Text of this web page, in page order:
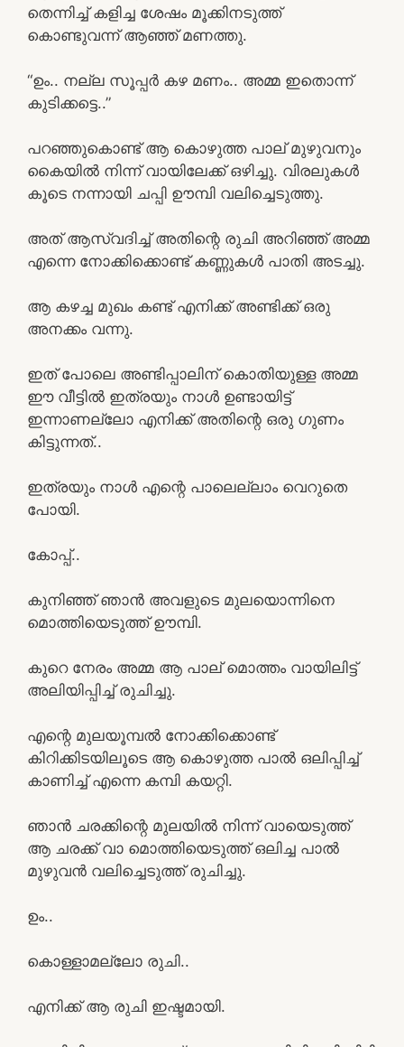
തെന്നിച്ച് കളിച്ച ശേഷം മൂക്കിനടുത്ത്
കൊണ്ടുവന്ന് ആഞ്ഞ് മണത്തു.
“ഉം.. നല്ല സൂപ്പർ കഴ മണം.. അമ്മ ഇതൊന്ന്
കുടിക്കട്ടെ..”
പറഞ്ഞുകൊണ്ട് ആ കൊഴുത്ത പാല് മുഴുവനും
കൈയിൽ നിന്ന് വായിലേക്ക് ഒഴിച്ചു. വിരലുകൾ
കൂടെ നന്നായി ചപ്പി ഊമ്പി വലിച്ചെടുത്തു.
അത് ആസ്വദിച്ച് അതിന്റെ രുചി അറിഞ്ഞ് അമ്മ
എന്നെ നോക്കിക്കൊണ്ട് കണ്ണുകൾ പാതി അടച്ചു.
ആ കഴച്ച മുഖം കണ്ട് എനിക്ക് അണ്ടിക്ക് ഒരു
അനക്കം വന്നു.
ഇത് പോലെ അണ്ടിപ്പാലിന് കൊതിയുള്ള അമ്മ
ഈ വീട്ടിൽ ഇത്രയും നാൾ ഉണ്ടായിട്ട്
ഇന്നാണല്ലോ എനിക്ക് അതിന്റെ ഒരു ഗുണം
കിട്ടുന്നത്..
ഇത്രയും നാൾ എന്റെ പാലെല്ലാം വെറുതെ
പോയി.
കോപ്പ്..
കുനിഞ്ഞ് ഞാൻ അവളുടെ മുലയൊന്നിനെ
മൊത്തിയെടുത്ത് ഊമ്പി.
കുറെ നേരം അമ്മ ആ പാല് മൊത്തം വായിലിട്ട്
അലിയിപ്പിച്ച് രുചിച്ചു.
എന്റെ മുലയൂമ്പൽ നോക്കിക്കൊണ്ട്
കിറിക്കിടയിലൂടെ ആ കൊഴുത്ത പാൽ ഒലിപ്പിച്ച്
കാണിച്ച് എന്നെ കമ്പി കയറ്റി.
ഞാൻ ചരക്കിന്റെ മുലയിൽ നിന്ന് വായെടുത്ത്
ആ ചരക്ക് വാ മൊത്തിയെടുത്ത് ഒലിച്ച പാൽ
മുഴുവൻ വലിച്ചെടുത്ത് രുചിച്ചു.
ഉം..
കൊള്ളാമല്ലോ രുചി..
എനിക്ക് ആ രുചി ഇഷ്ടമായി.